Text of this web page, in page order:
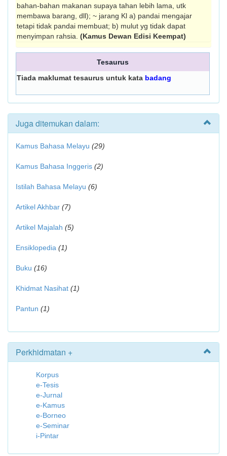
bahan-bahan makanan supaya tahan lebih lama, utk
membawa barang, dll); ~ jarang Kl a) pandai mengajar
tetapi tidak pandai membuat; b) mulut yg tidak dapat
menyimpan rahsia. (Kamus Dewan Edisi Keempat)
Tesaurus
Tiada maklumat tesaurus untuk kata badang
Juga ditemukan dalam:
Kamus Bahasa Melayu (29)
Kamus Bahasa Inggeris (2)
Istilah Bahasa Melayu (6)
Artikel Akhbar (7)
Artikel Majalah (5)
Ensiklopedia (1)
Buku (16)
Khidmat Nasihat (1)
Pantun (1)
Perkhidmatan +
Korpus
e-Tesis
e-Jurnal
e-Kamus
e-Borneo
e-Seminar
i-Pintar